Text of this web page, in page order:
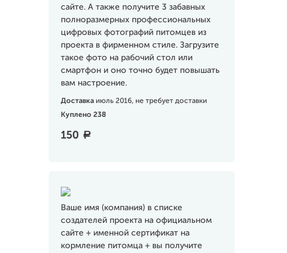
сайте. А также получите 3 забавных
полноразмерных профессиональных
цифровых фотографий питомцев из
проекта в фирменном стиле. Загрузите
такое фото на рабочий стол или
смартфон и оно точно будет повышать
вам настроение.
Доставка июль 2016, не требует доставки
Куплено 238
150 a
Ваше имя (компания) в списке
создателей проекта на официальном
сайте + именной сертификат на
кормление питомца + вы получите